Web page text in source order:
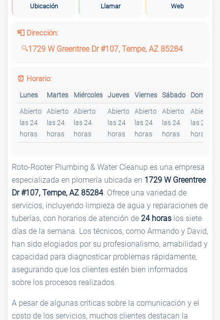
Ubicación Llamar Web
📮 Dirección:
1729 W Greentree Dr #107, Tempe, AZ 85284
⏰ Horario:
Lunes Martes Miércoles Jueves Viernes Sábado Domingo
Abierto
las 24
horas
Abierto
las 24
horas
Abierto
las 24
horas
Abierto
las 24
horas
Abierto
las 24
horas
Abierto
las 24
horas
Abierto
las 24
horas
Roto-Rooter Plumbing & Water Cleanup es una empresa
especializada en plomería ubicada en 1729 W Greentree
Dr #107, Tempe, AZ 85284. Ofrece una variedad de
servicios, incluyendo limpieza de agua y reparaciones de
tuberías, con horarios de atención de 24 horas los siete
días de la semana. Los técnicos, como Armando y David,
han sido elogiados por su profesionalismo, amabilidad y
capacidad para diagnosticar problemas rápidamente,
asegurando que los clientes estén bien informados
sobre los procesos realizados.
A pesar de algunas críticas sobre la comunicación y el
costo de los servicios, muchos clientes destacan la